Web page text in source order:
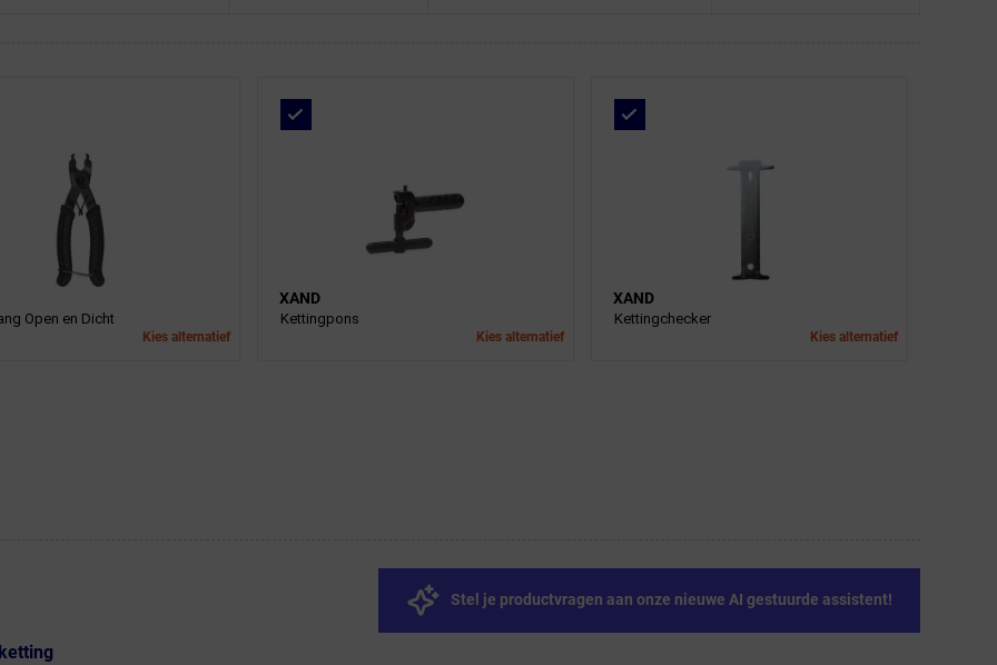
Open en Dicht
Kies alternatief
XAND
Kettingpons
Kies alternatief
XAND
Kettingchecker
Kies alternatief
Stel je productvragen aan onze nieuwe AI gestuurde assistent!